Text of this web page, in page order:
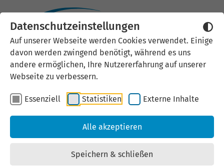
Datenschutzeinstellungen
Auf unserer Webseite werden Cookies verwendet. Einige
davon werden zwingend benötigt, während es uns
andere ermöglichen, Ihre Nutzererfahrung auf unserer
Webseite zu verbessern.
Essenziell Statistiken Externe Inhalte
Alle akzeptieren
Speichern & schließen
Externen Inhalt laden
Wir verwenden auf unserer
Website externe Inhalte, um Ihnen
zusätzliche Informationen
anzubieten. Einige externe Inhalte
(z.B. Google Maps, Youtube)
können persönliche Daten (z.B. IP-
Mit der Bestätigung erklären Sie